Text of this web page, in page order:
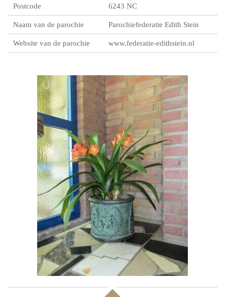
Postcode 6243 NC
Naam van de parochie Parochiefederatie Edith Stein
Website van de parochie www.federatie-edithstein.nl